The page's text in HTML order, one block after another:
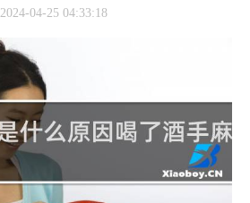
2024-04-25 04:33:18